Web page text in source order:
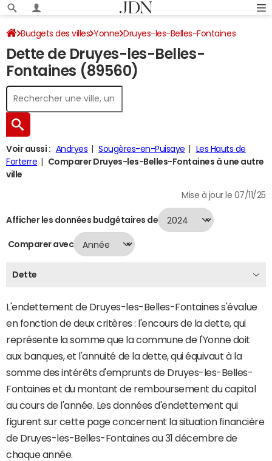
Budgets des villes Yonne Druyes-les-Belles-Fontaines
Dette au 31/12/2024
Dette de Druyes-les-Belles-
Fontaines (89560)
Voir aussi : Andryes Sougères-en-Puisaye
Les Hauts de
Forterre
Comparer Druyes-les-Belles-Fontaines à une autre
ville
Mise à jour le 07/11/25
Afficher les données budgétaires de
Comparer avec
Dette
L'endettement de Druyes-les-Belles-Fontaines s'évalue
en fonction de deux critères : l'encours de la dette, qui
représente la somme que la commune de l'Yonne doit
aux banques, et l'annuité de la dette, qui équivaut à la
somme des intérêts d'emprunts de Druyes-les-Belles-
Fontaines et du montant de remboursement du capital
au cours de l'année. Les données d'endettement qui
figurent sur cette page concernent la situation financière
de Druyes-les-Belles-Fontaines au 31 décembre de
chaque année.